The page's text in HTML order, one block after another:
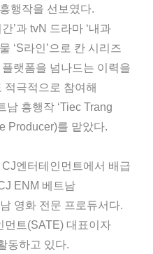
흥행작을 선보였다.
’과 tvN 드라마 ‘내과
‘S라인’으로 칸 시리즈
랫폼을 넘나드는 이력을
적극적으로 참여해
남 흥행작 ‘Tiec Trang
Producer)를 맡았다.
엔터테인먼트에서 배급
ENM 베트남
영화 전문 프로듀서다.
먼트(SATE) 대표이자
동하고 있다.